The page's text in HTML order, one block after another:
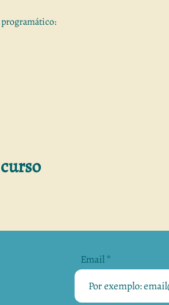
Email